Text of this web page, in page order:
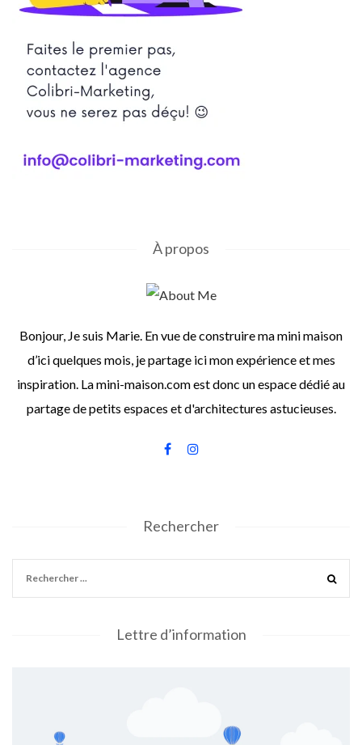
À propos
Bonjour, Je suis Marie. En vue de construire ma mini maison
d’ici quelques mois, je partage ici mon expérience et mes
inspiration. La mini-maison.com est donc un espace dédié au
partage de petits espaces et d'architectures astucieuses.
Rechercher
Lettre d’information